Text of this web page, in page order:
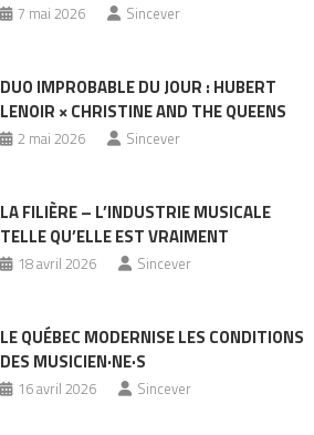
7 mai 2026 Sincever
DUO IMPROBABLE DU JOUR : HUBERT
LENOIR × CHRISTINE AND THE QUEENS
2 mai 2026 Sincever
LA FILIÈRE – L’INDUSTRIE MUSICALE
TELLE QU’ELLE EST VRAIMENT
18 avril 2026 Sincever
LE QUÉBEC MODERNISE LES CONDITIONS
DES MUSICIEN·NE·S
16 avril 2026 Sincever